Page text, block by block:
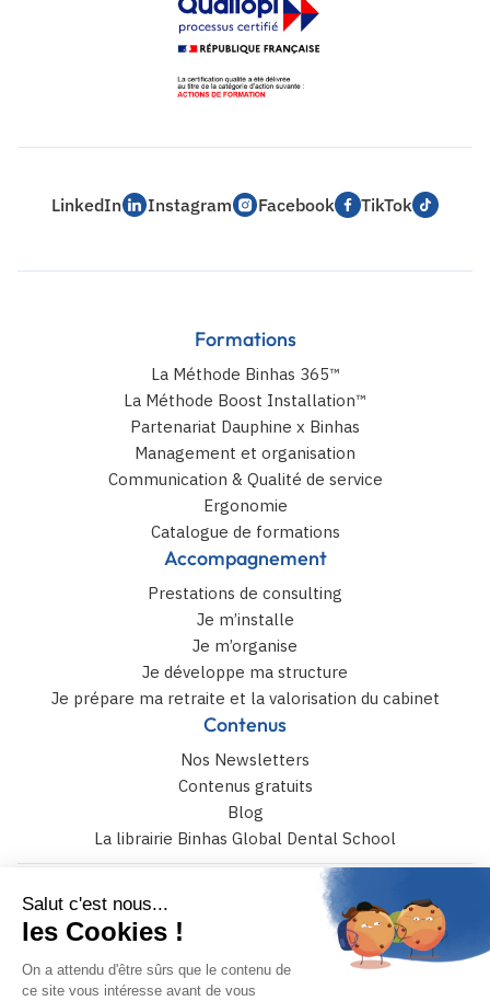
LinkedIn Instagram Facebook TikTok
Formations
La Méthode Binhas 365™
La Méthode Boost Installation™
Partenariat Dauphine x Binhas
Management et organisation
Communication & Qualité de service
Ergonomie
Catalogue de formations
Accompagnement
Prestations de consulting
Je m’installe
Je m’organise
Je développe ma structure
Je prépare ma retraite et la valorisation du cabinet
Contenus
Nos Newsletters
Contenus gratuits
Blog
La librairie Binhas Global Dental School
6 rue Catulle Mendès 75017 paris
+33 (0)4 42 108 108
JE PRENDS RENDEZ-VOUS